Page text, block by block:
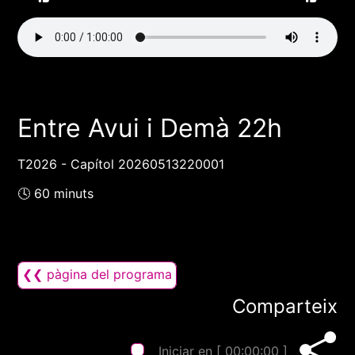
Entre Avui i Demà 22h
T2026 - Capítol 20260513220001
🕓 60 minuts
❮❮ pàgina del programa
Comparteix
Iniciar en [ 00:00:00 ]